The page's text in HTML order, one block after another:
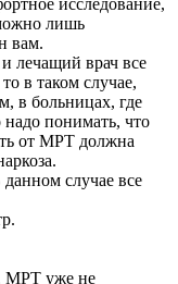
исследование,
лишь
вам.
лечащий врач все
в таком случае,
в больницах, где
надо понимать, что
от МРТ должна
случае все
МРТ уже не